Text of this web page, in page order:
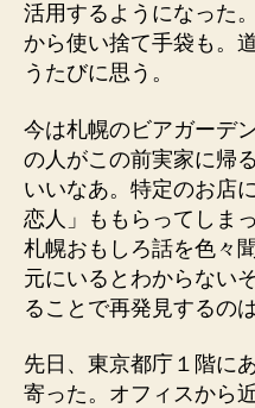
活用するようになった
から使い捨て手袋も。
うたびに思う。
今は札幌のビアガーデ
の人がこの前実家に帰
いいなあ。特定のお店
恋人」ももらってしま
札幌おもしろ話を色々
元にいるとわからない
ることで再発見するの
先日、東京都庁１階に
寄った。オフィスから